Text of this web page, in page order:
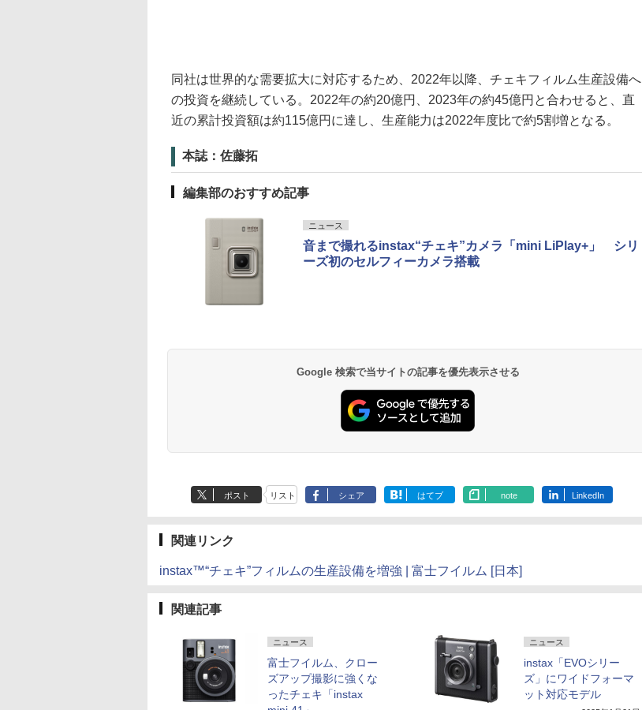
同社は世界的な需要拡大に対応するため、2022年以降、チェキフィルム生産設備へ
の投資を継続している。2022年の約20億円、2023年の約45億円と合わせると、直
近の累計投資額は約115億円に達し、生産能力は2022年度比で約5割増となる。
本誌：佐藤拓
編集部のおすすめ記事
ニュース
音まで撮れるinstax“チェキ”カメラ「mini LiPlay+」 シリ
ーズ初のセルフィーカメラ搭載
Google 検索で当サイトの記事を優先表示させる
ポスト リスト シェア はてブ note LinkedIn
関連リンク
instax™“チェキ”フィルムの生産設備を増強 | 富士フイルム [日本]
関連記事
ニュース
富士フイルム、クロー
ズアップ撮影に強くな
ったチェキ「instax
ニュース
instax「EVOシリー
ズ」にワイドフォーマ
ット対応モデル